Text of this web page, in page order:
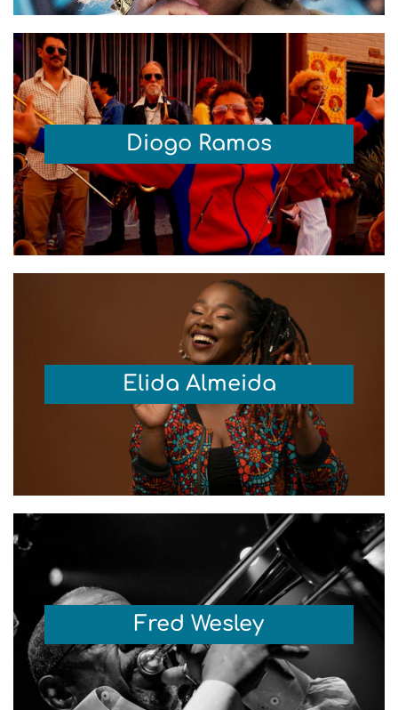
Diogo Ramos
Elida Almeida
Fred Wesley